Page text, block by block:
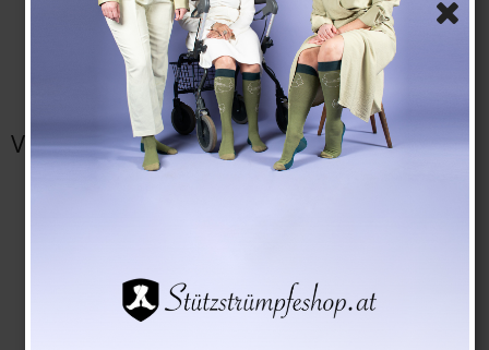
Wir empfehlen eine sachkundige Beratung (Arzt
oder Bandagisten) vor der ersten Verwendung. Es ist wichtig,
dass die Größe und Passform passt.
Gebrauchsanleitung beigelegt.
Verwandte Produkte